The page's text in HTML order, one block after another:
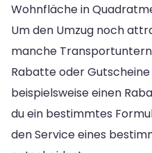
Wohnfläche in
Um den Umzug noch
manche
Rabatte oder Gutscheine
beispielsweise einen
du ein bestimmtes
den Service eines